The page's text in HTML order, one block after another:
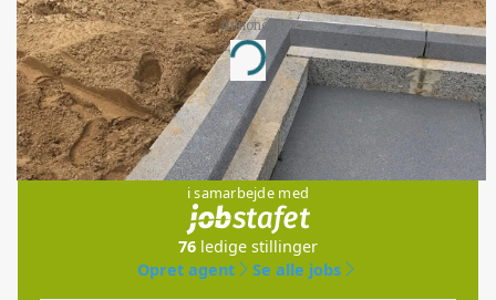
Annonce
Loading...
Jobs
i samarbejde med
76 ledige stillinger
Opret agent
Se alle jobs